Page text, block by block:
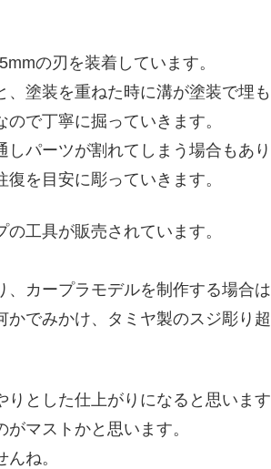
の刃を装着しています。
塗装を重ねた時に溝が塗装で埋も
で丁寧に掘っていきます。
パーツが割れてしまう場合もあり
を目安に彫っていきます。
工具が販売されています。
カープラモデルを制作する場合は
でみかけ、タミヤ製のスジ彫り超
とした仕上がりになると思います
マストかと思います。
ね。